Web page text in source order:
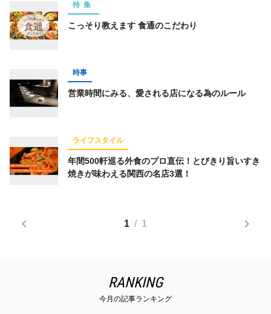
特集
こっそり教えます 食通のこだわり
時事
営業時間にみる、愛される店になる為のルール
ライフスタイル
年間500軒巡る外食のプロ直伝！とびきり旨いすき
焼きが味わえる関西の名店3選！
1 / 1
RANKING
今月の記事ランキング